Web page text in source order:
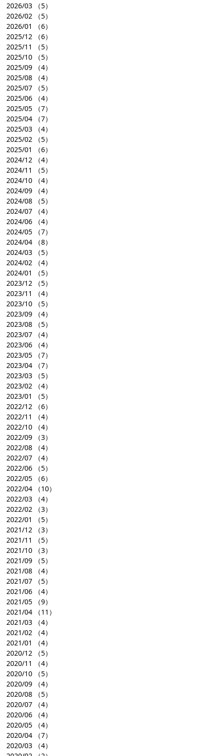
2026/03 （5）
2026/02 （5）
2026/01
（6）
2025/12 （6）
2025/11
（5）
2025/10 （5）
2025/09 （4）
2025/08 （4）
2025/07 （5）
2025/06 （4）
2025/05 （7）
2025/04 （7）
2025/03 （4）
2025/02 （5）
2025/01
（6）
2024/12 （4）
2024/11
（5）
2024/10 （4）
2024/09 （4）
2024/08 （5）
2024/07 （4）
2024/06 （4）
2024/05 （7）
2024/04 （8）
2024/03 （5）
2024/02 （4）
2024/01
（5）
2023/12 （5）
2023/11
（4）
2023/10 （5）
2023/09 （4）
2023/08 （5）
2023/07 （4）
2023/06 （4）
2023/05 （7）
2023/04 （7）
2023/03 （5）
2023/02 （4）
2023/01
（5）
2022/12 （6）
2022/11
（4）
2022/10 （4）
2022/09 （3）
2022/08 （4）
2022/07 （4）
2022/06 （5）
2022/05 （6）
2022/04 （10）
2022/03 （4）
2022/02 （3）
2022/01
（5）
2021/12 （3）
2021/11
（5）
2021/10 （3）
2021/09 （5）
2021/08 （4）
2021/07 （5）
2021/06 （4）
2021/05 （9）
2021/04 （11）
2021/03 （4）
2021/02 （4）
2021/01
（4）
2020/12 （5）
2020/11
（4）
2020/10 （5）
2020/09 （4）
2020/08 （5）
2020/07 （4）
2020/06 （4）
2020/05 （4）
2020/04 （7）
2020/03 （4）